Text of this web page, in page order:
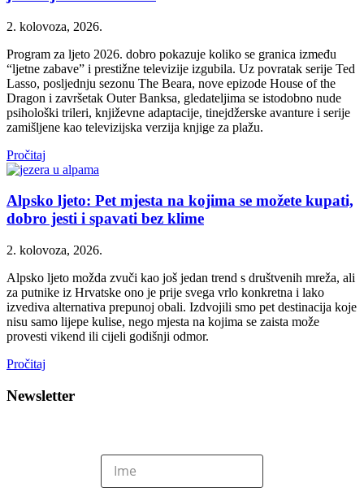
2. kolovoza, 2026.
Program za ljeto 2026. dobro pokazuje koliko se granica između
“ljetne zabave” i prestižne televizije izgubila. Uz povratak serije Ted
Lasso, posljednju sezonu The Beara, nove epizode House of the
Dragon i završetak Outer Banksa, gledateljima se istodobno nude
psihološki trileri, književne adaptacije, tinejdžerske avanture i serije
zamišljene kao televizijska verzija knjige za plažu.
Pročitaj
Alpsko ljeto: Pet mjesta na kojima se možete kupati,
dobro jesti i spavati bez klime
2. kolovoza, 2026.
Alpsko ljeto možda zvuči kao još jedan trend s društvenih mreža, ali
za putnike iz Hrvatske ono je prije svega vrlo konkretna i lako
izvediva alternativa prepunoj obali. Izdvojili smo pet destinacija koje
nisu samo lijepe kulise, nego mjesta na kojima se zaista može
provesti vikend ili cijeli godišnji odmor.
Pročitaj
Newsletter